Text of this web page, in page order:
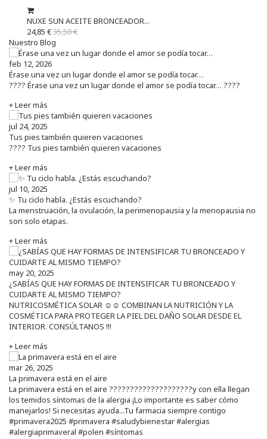
NUXE SUN ACEITE BRONCEADOR...
24,85 €35,50 €
Nuestro Blog
feb 12, 2026
Érase una vez un lugar donde el amor se podía tocar…
???? Érase una vez un lugar donde el amor se podía tocar… ????
+ Leer más
jul 24, 2025
Tus pies también quieren vacaciones
???? Tus pies también quieren vacaciones
+ Leer más
jul 10, 2025
✨ Tu ciclo habla. ¿Estás escuchando?
La menstruación, la ovulación, la perimenopausia y la menopausia no
son solo etapas.
+ Leer más
may 20, 2025
¿SABÍAS QUE HAY FORMAS DE INTENSIFICAR TU BRONCEADO Y
CUIDARTE AL MISMO TIEMPO?
NUTRICOSMÉTICA SOLAR ☺️☺️ COMBINAN LA NUTRICIÓN Y LA
COSMÉTICA PARA PROTEGER LA PIEL DEL DAÑO SOLAR DESDE EL
INTERIOR. CONSÚLTANOS !!!
+ Leer más
mar 26, 2025
La primavera está en el aire
La primavera está en el aire ????????????????????y con ella llegan
los temidos síntomas de la alergia ¡Lo importante es saber cómo
manejarlos! Si necesitas ayuda...Tu farmacia siempre contigo
#primavera2025 #primavera #saludybienestar #alergias
#alergiaprimaveral #polen #síntomas